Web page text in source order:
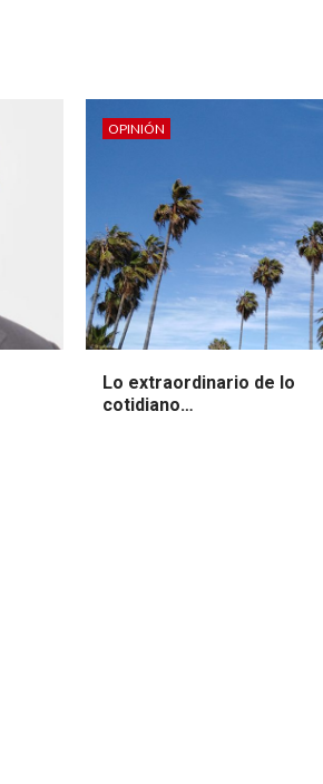
OPINIÓN
Lo extraordinario de lo
cotidiano…